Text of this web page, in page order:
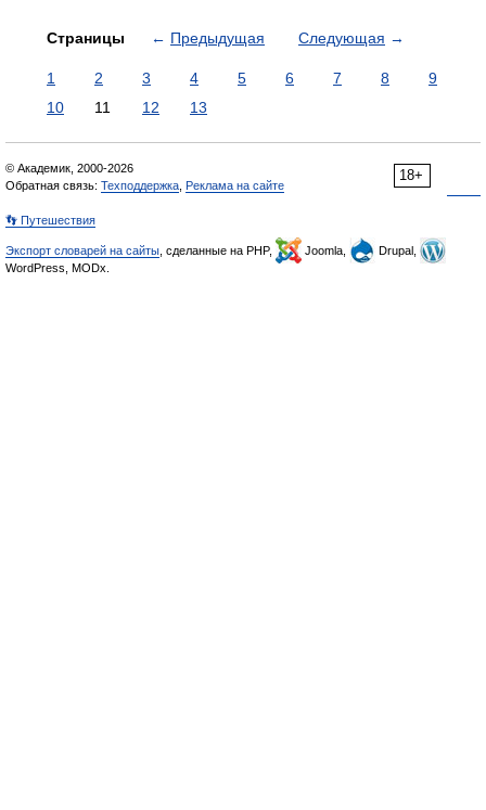
Страницы ← Предыдущая Следующая →
1 2 3 4 5 6 7 8
9
10
11 12 13
18+
© Академик, 2000-2026
Обратная связь: Техподдержка Реклама на сайте
👣 Путешествия
Экспорт словарей на сайты , сделанные на PHP, Joomla,
Drupal,
WordPress, MODx.